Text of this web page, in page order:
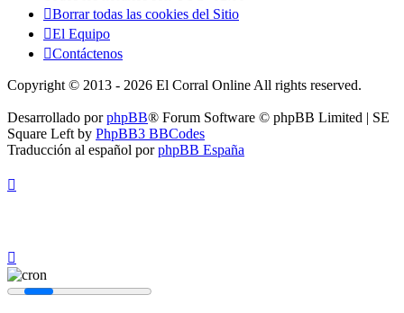
Borrar todas las cookies del Sitio
El Equipo
Contáctenos
Copyright © 2013 - 2026 El Corral Online All rights reserved.
Desarrollado porphpBB® Forum Software © phpBB Limited | SE
Square Left by PhpBB3 BBCodes
Traducción al español porphpBB España